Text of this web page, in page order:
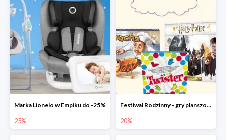
Marka Lionelo w Empiku do -25%
25%
Festiwal Rodzinny - gry planszowe w Empiku do -20%
20%